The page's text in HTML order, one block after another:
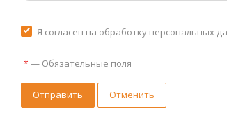
Я согласен на обработку персональных
* — Обязательные поля
Отправить Отменить